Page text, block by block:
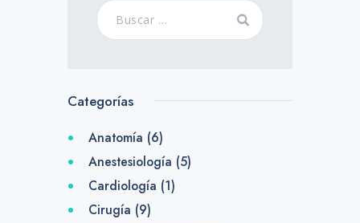
Categorías
Anatomía (6)
Anestesiología (5)
Cardiología (1)
Cirugía (9)